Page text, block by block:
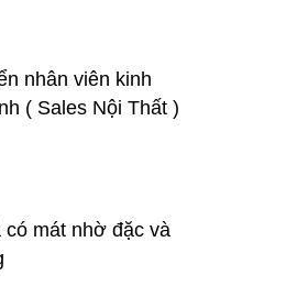
nhân viên kinh
( Sales Nội Thất )
có mát nhờ đặc và